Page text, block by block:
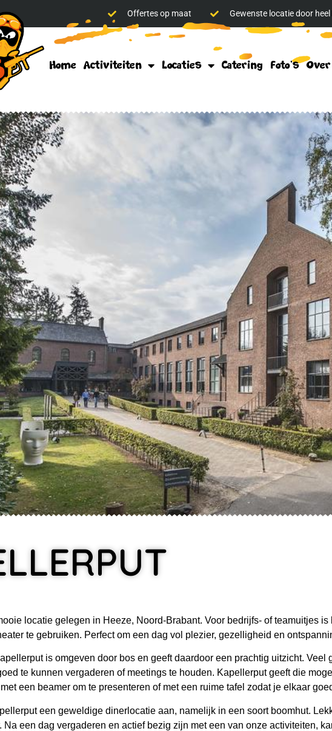
Offertes op maat Gewenste locatie door heel
Home Activiteiten Locaties Catering Foto’s
locatie gelegen in Heeze, Noord-Brabant. Voor bedrijfs- of teamuitjes
te gebruiken. Perfect om een dag vol plezier, gezelligheid en
is omgeven door bos en geeft daardoor een prachtig uitzicht.
te kunnen vergaderen of meetings te houden. Kapellerput geeft die
een beamer om te presenteren of met een ruime tafel zodat je elkaar
een geweldige dinerlocatie aan, namelijk in een soort boomhut.
Na een dag vergaderen en actief bezig zijn met een van onze activiteiten,